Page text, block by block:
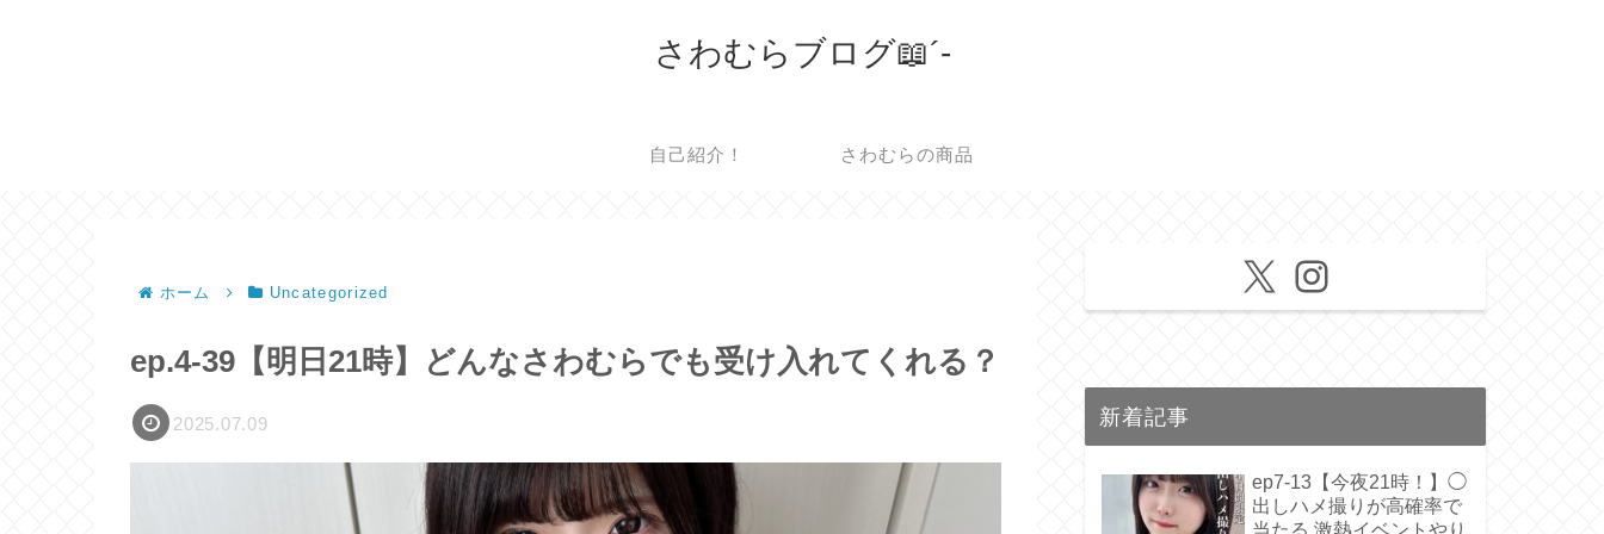
さわむらブログ📖´-
自己紹介！ さわむらの商品
ホーム Uncategorized
ep.4-39【明日21時】どんなさわむらでも受け入れてくれる？
2025.07.09
X
新着記事
ep7-13【今夜21時！】◯
出しハメ撮りが高確率で
当たる 激熱イベントやり